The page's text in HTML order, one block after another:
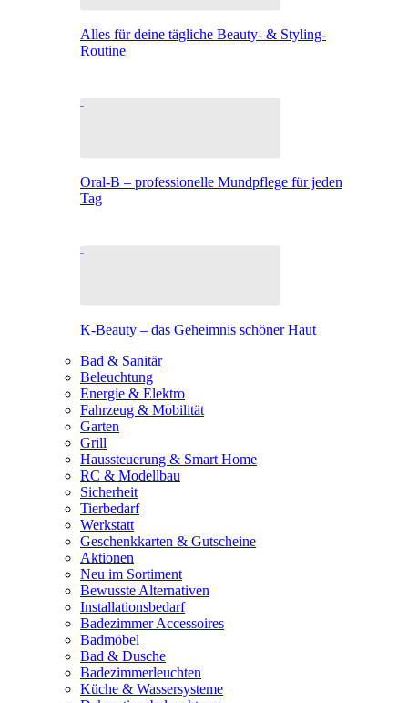
Alles für deine tägliche Beauty- & Styling-
Routine
Oral-B – professionelle Mundpflege für jeden
Tag
K-Beauty – das Geheimnis schöner Haut
Bad & Sanitär
Beleuchtung
Energie & Elektro
Fahrzeug & Mobilität
Garten
Grill
Haussteuerung & Smart Home
RC & Modellbau
Sicherheit
Tierbedarf
Werkstatt
Geschenkkarten & Gutscheine
Aktionen
Neu im Sortiment
Bewusste Alternativen
Installationsbedarf
Badezimmer Accessoires
Badmöbel
Bad & Dusche
Badezimmerleuchten
Küche & Wassersysteme